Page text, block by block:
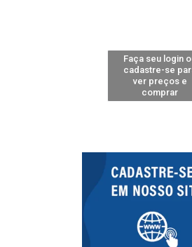
Faça seu login
cadastre-se
ver preços e
comprar